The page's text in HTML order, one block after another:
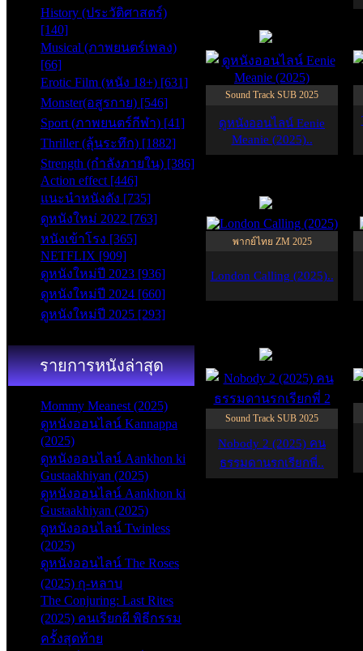
History (ประวัติศาสตร์)
[140]
Musical (ภาพยนตร์เพลง)
[66]
Erotic Film (หนัง 18+) [631]
Monster(อสูรกาย) [546]
Sport (ภาพยนตร์กีฬา) [41]
Thriller (ลุ้นระทึก) [1882]
Strength (กำลังภายใน) [386]
Action effect [446]
แนะนำหนังดัง [735]
ดูหนังใหม่ 2022 [763]
หนังเข้าโรง [365]
NETFLIX [909]
ดูหนังใหม่ปี 2023 [936]
ดูหนังใหม่ปี 2024 [660]
ดูหนังใหม่ปี 2025 [293]
รายการหนังล่าสุด
Mommy Meanest (2025)
ดูหนังออนไลน์ Kannappa
(2025)
ดูหนังออนไลน์ Aankhon ki
Gustaakhiyan (2025)
ดูหนังออนไลน์ Aankhon ki
Gustaakhiyan (2025)
ดูหนังออนไลน์ Twinless
(2025)
ดูหนังออนไลน์ The Roses
(2025) กุ-หลาบ
The Conjuring: Last Rites
(2025) คนเรียกผี พิธีกรรม
ครั้งสุดท้าย
Sound Track SUB 2025
ดูหนังออนไลน์ Eenie
Meanie (2025)..
พากย์ไทย ZM 2025
London Calling (2025)..
Sound Track SUB 2025
Nobody 2 (2025) คน
ธรรมดานรกเรียกพี่..